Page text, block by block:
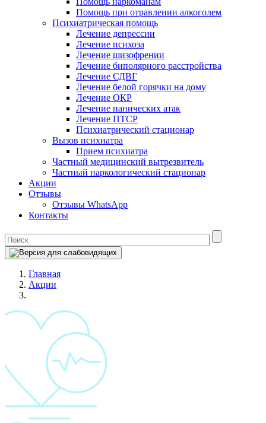
Помощь при отравлении алкоголем
Психиатрическая помощь
Лечение депрессии
Лечение психоза
Лечение шизофрении
Лечение биполярного расстройства
Лечение СДВГ
Лечение белой горячки на дому
Лечение ОКР
Лечение панических атак
Лечение ПТСР
Психиатрический стационар
Вызов психиатра
Прием психиатра
Частный медицинский вытрезвитель
Частный наркологический стационар
Акции
Отзывы
Отзывы WhatsApp
Контакты
Главная
Акции